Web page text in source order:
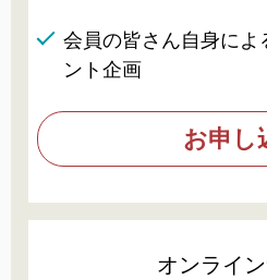
会員の皆さん自身に
ント企画
お申し
オンライ